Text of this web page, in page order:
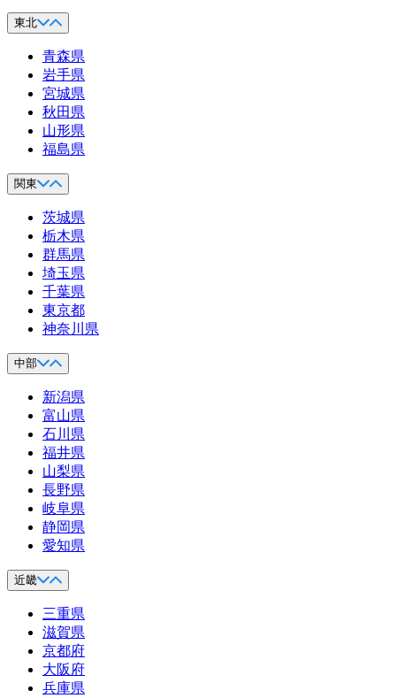
東北
青森県
岩手県
宮城県
秋田県
山形県
福島県
関東
茨城県
栃木県
群馬県
埼玉県
千葉県
東京都
神奈川県
中部
新潟県
富山県
石川県
福井県
山梨県
長野県
岐阜県
静岡県
愛知県
近畿
三重県
滋賀県
京都府
大阪府
兵庫県